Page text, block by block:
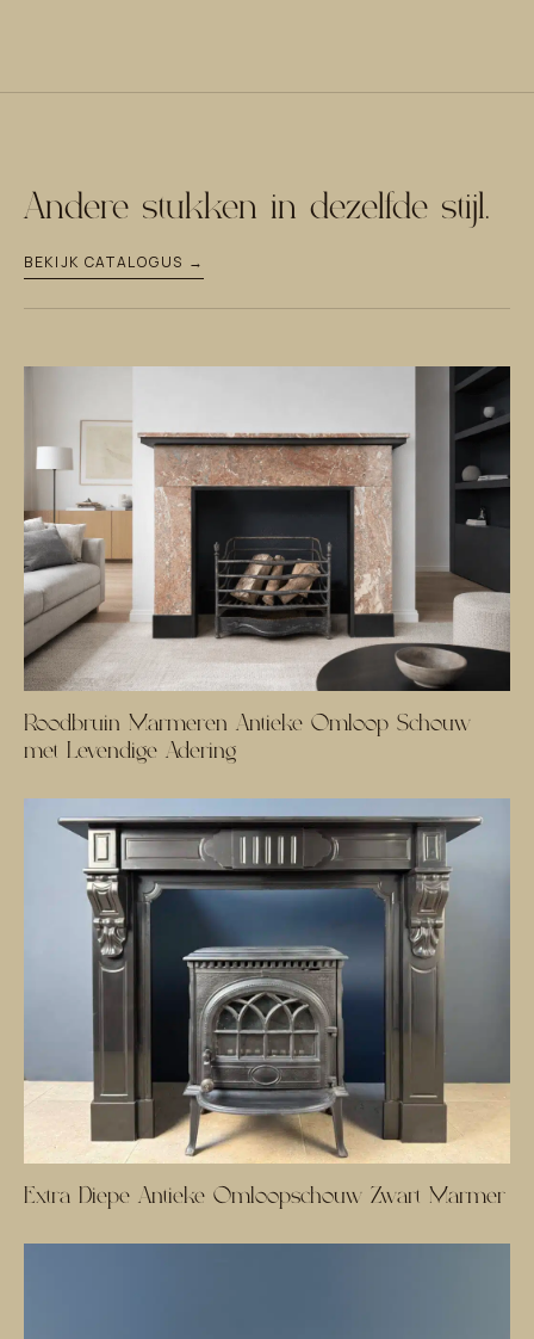
Andere stukken in dezelfde stijl.
BEKIJK CATALOGUS →
Roodbruin Marmeren Antieke Omloop Schouw
met Levendige Adering
Extra Diepe Antieke Omloopschouw Zwart Marmer